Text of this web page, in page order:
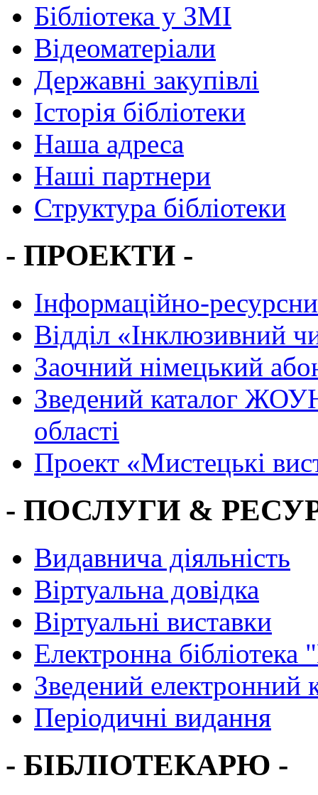
Бібліотека у ЗМІ
Відеоматеріали
Державні закупівлі
Історія бібліотеки
Наша адреса
Наші партнери
Структура бібліотеки
- ПРОЕКТИ -
Інформаційно-
Вiддiл «Інклюзивний
Заочний німецький
Зведений каталог
області
Проект «Мистецькі
- ПОСЛУГИ &
Видавнича діяльність
Віртуальна довідка
Віртуальні виставки
Електронна
Зведений електронний
Періодичні видання
- БІБЛІОТЕКАРЮ -